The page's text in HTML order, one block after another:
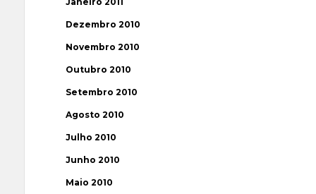
Dezembro 2010
Novembro 2010
Outubro 2010
Setembro 2010
Agosto 2010
Julho 2010
Junho 2010
Maio 2010